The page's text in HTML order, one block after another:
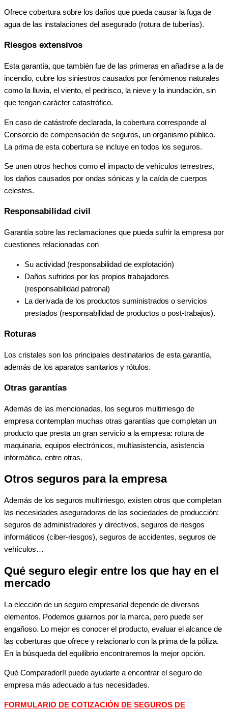
Ofrece cobertura sobre los daños que pueda causar la fuga de
agua de las instalaciones del asegurado (rotura de tuberías).
Riesgos extensivos
Esta garantía, que también fue de las primeras en añadirse a la de
incendio, cubre los siniestros causados por fenómenos naturales
como la lluvia, el viento, el pedrisco, la nieve y la inundación, sin
que tengan carácter catastrófico.
En caso de catástrofe declarada, la cobertura corresponde al
Consorcio de compensación de seguros, un organismo público.
La prima de esta cobertura se incluye en todos los seguros.
Se unen otros hechos como el impacto de vehículos terrestres,
los daños causados por ondas sónicas y la caída de cuerpos
celestes.
Responsabilidad civil
Garantía sobre las reclamaciones que pueda sufrir la empresa por
cuestiones relacionadas con
Su actividad (responsabilidad de explotación)
Daños sufridos por los propios trabajadores
(responsabilidad patronal)
La derivada de los productos suministrados o servicios
prestados (responsabilidad de productos o post-trabajos).
Roturas
Los cristales son los principales destinatarios de esta garantía,
además de los aparatos sanitarios y rótulos.
Otras garantías
Además de las mencionadas, los seguros multirriesgo de
empresa contemplan muchas otras garantías que completan un
producto que presta un gran servicio a la empresa: rotura de
maquinaria, equipos electrónicos, multiasistencia, asistencia
informática, entre otras.
Otros seguros para la empresa
Además de los seguros multirriesgo, existen otros que completan
las necesidades aseguradoras de las sociedades de producción:
seguros de administradores y directivos, seguros de riesgos
informáticos (ciber-riesgos), seguros de accidentes, seguros de
vehículos…
Qué seguro elegir entre los que hay en el
mercado
La elección de un seguro empresarial depende de diversos
elementos. Podemos guiarnos por la marca, pero puede ser
engañoso. Lo mejor es conocer el producto, evaluar el alcance de
las coberturas que ofrece y relacionarlo con la prima de la póliza.
En la búsqueda del equilibrio encontraremos la mejor opción.
Qué Comparador!! puede ayudarte a encontrar el seguro de
empresa más adecuado a tus necesidades.
FORMULARIO DE COTIZACIÓN DE SEGUROS DE